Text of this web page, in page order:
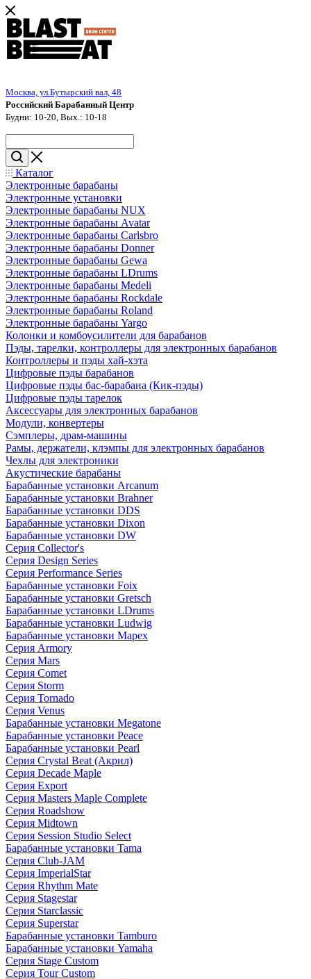
Москва, ул.Бутырский вал, 48
Российский Барабанный Центр
Будни: 10-20, Вых.: 10-18
Каталог
Электронные барабаны
Электронные установки
Электронные барабаны NUX
Электронные барабаны Avatar
Электронные барабаны Carlsbro
Электронные барабаны Donner
Электронные барабаны Gewa
Электронные барабаны LDrums
Электронные барабаны Medeli
Электронные барабаны Rockdale
Электронные барабаны Roland
Электронные барабаны Yargo
Колонки и комбоусилители для барабанов
Пэды, тарелки, контроллеры для электронных барабанов
Контроллеры и пэды хай-хэта
Цифровые пэды барабанов
Цифровые пэды бас-барабана (Кик-пэды)
Цифровые пэды тарелок
Аксессуары для электронных барабанов
Модули, конвертеры
Сэмплеры, драм-машины
Рамы, держатели, клэмпы для электронных барабанов
Чехлы для электроники
Акустические барабаны
Барабанные установки Arcanum
Барабанные установки Brahner
Барабанные установки DDS
Барабанные установки Dixon
Барабанные установки DW
Серия Collector's
Серия Design Series
Серия Performance Series
Барабанные установки Foix
Барабанные установки Gretsch
Барабанные установки LDrums
Барабанные установки Ludwig
Барабанные установки Mapex
Серия Armory
Серия Mars
Серия Comet
Серия Storm
Серия Tornado
Серия Venus
Барабанные установки Megatone
Барабанные установки Peace
Барабанные установки Pearl
Серия Crystal Beat (Акрил)
Серия Decade Maple
Серия Export
Серия Masters Maple Complete
Серия Roadshow
Серия Midtown
Серия Session Studio Select
Барабанные установки Tama
Серия Club-JAM
Серия ImperialStar
Серия Rhythm Mate
Серия Stagestar
Серия Starclassic
Серия Superstar
Барабанные установки Tamburo
Барабанные установки Yamaha
Серия Stage Custom
Серия Tour Custom